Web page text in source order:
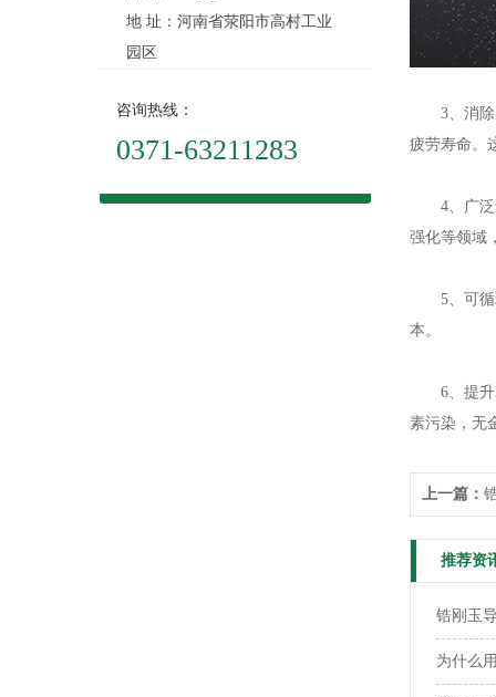
地 址：河南省荥阳市高村工业
园区
咨询热线：
0371-63211283
3、消除应
疲劳寿命。
4、广泛适
强化等领域
5、可循
本。
6、提升表
素污染，无
上一篇：
推荐资
锆刚玉
为什么